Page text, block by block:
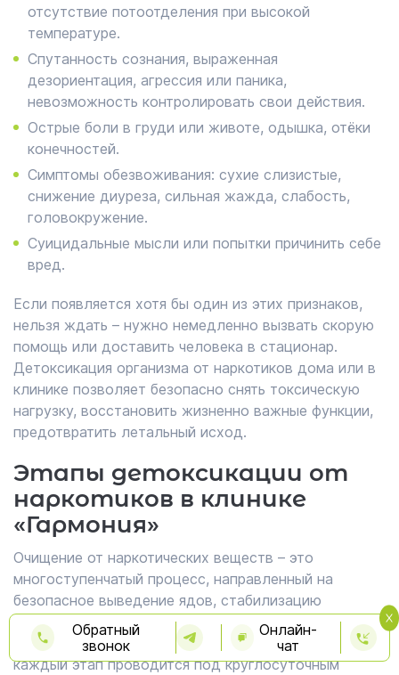
отсутствие потоотделения при высокой
температуре.
Спутанность сознания, выраженная
дезориентация, агрессия или паника,
невозможность контролировать свои действия.
Острые боли в груди или животе, одышка, отёки
конечностей.
Симптомы обезвоживания: сухие слизистые,
снижение диуреза, сильная жажда, слабость,
головокружение.
Суицидальные мысли или попытки причинить себе
вред.
Если появляется хотя бы один из этих признаков,
нельзя ждать – нужно немедленно вызвать скорую
помощь или доставить человека в стационар.
Детоксикация организма от наркотиков дома или в
клинике позволяет безопасно снять токсическую
нагрузку, восстановить жизненно важные функции,
предотвратить летальный исход.
Этапы детоксикации от
наркотиков в клинике
«Гармония»
Очищение от наркотических веществ – это
многоступенчатый процесс, направленный на
безопасное выведение ядов, стабилизацию
жизненных функций, подготовку пациента к
дальнейшей реабилитации. В клинике «Гармония»
каждый этап проводится под круглосуточным
Обратный
звонок
Онлайн-
чат